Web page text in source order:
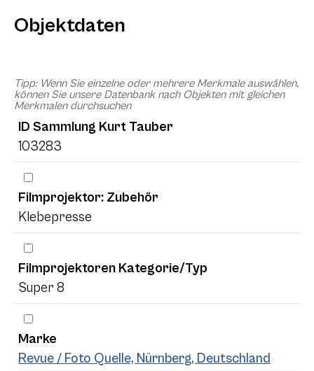
Objektdaten
Tipp: Wenn Sie einzelne oder mehrere Merkmale auswählen,
können Sie unsere Datenbank nach Objekten mit gleichen
Merkmalen durchsuchen
ID Sammlung Kurt Tauber
103283
Filmprojektor: Zubehör
Klebepresse
Filmprojektoren Kategorie/Typ
Super 8
Marke
Revue / Foto Quelle, Nürnberg, Deutschland